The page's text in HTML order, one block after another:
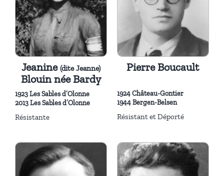
Jeanine (dite Jeanne)
Blouin née Bardy
1923 Les Sables d’Olonne
2013 Les Sables d’Olonne
Résistante
Pierre Boucault
1924 Château-Gontier
1944 Bergen-Belsen
Résistant et Déporté